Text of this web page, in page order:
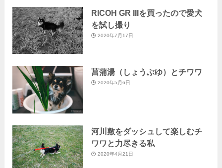
RICOH GR IIIを買ったので愛犬
を試し撮り
2020年7月17日
菖蒲湯（しょうぶゆ）とチワワ
2020年5月6日
河川敷をダッシュして楽しむチ
ワワと力尽きる私
2020年4月21日